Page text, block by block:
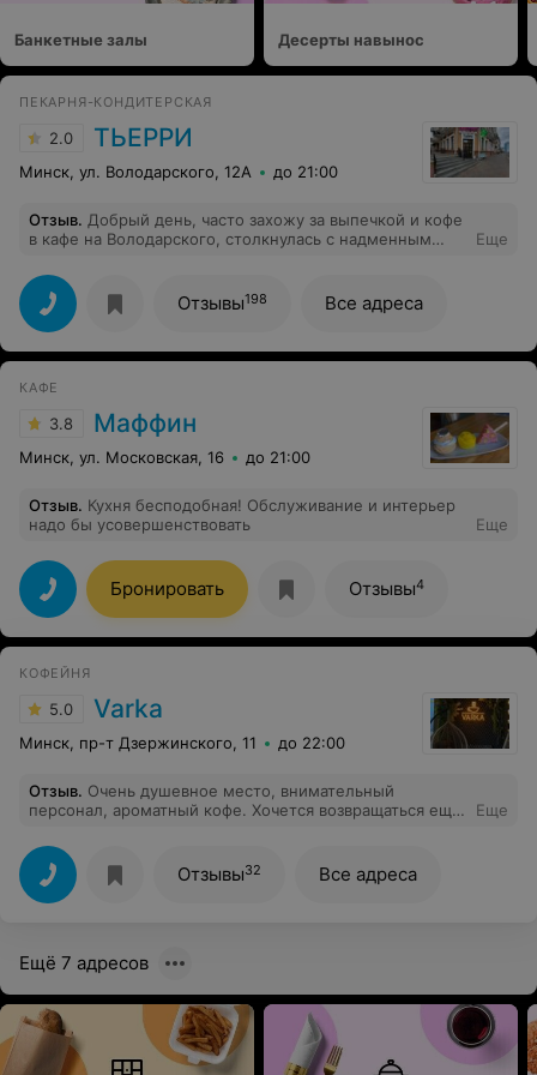
Банкетные залы Десерты навынос
ПЕКАРНЯ-КОНДИТЕРСКАЯ
2.0 ТЬЕРРИ
Минск, ул. Володарского, 12А до 21:00
Отзыв. Добрый день, часто захожу за выпечкой и кофе
в кафе на Володарского, столкнулась с надменным
в Минске сервис кофейни это решающий фактор.
Еще
Отзывы198 Все адреса
КАФЕ
3.8 Маффин
Минск, ул. Московская, 16 до 21:00
Отзыв. Кухня бесподобная! Обслуживание и интерьер
надо бы усовершенствовать
Еще
Бронировать Отзывы4
КОФЕЙНЯ
5.0 Varka
Минск, пр-т Дзержинского, 11 до 22:00
Отзыв. Очень душевное место, внимательный
персонал, ароматный кофе. Хочется возвращаться ещё
Еще
Отзывы32 Все адреса
Ещё 7 адресов